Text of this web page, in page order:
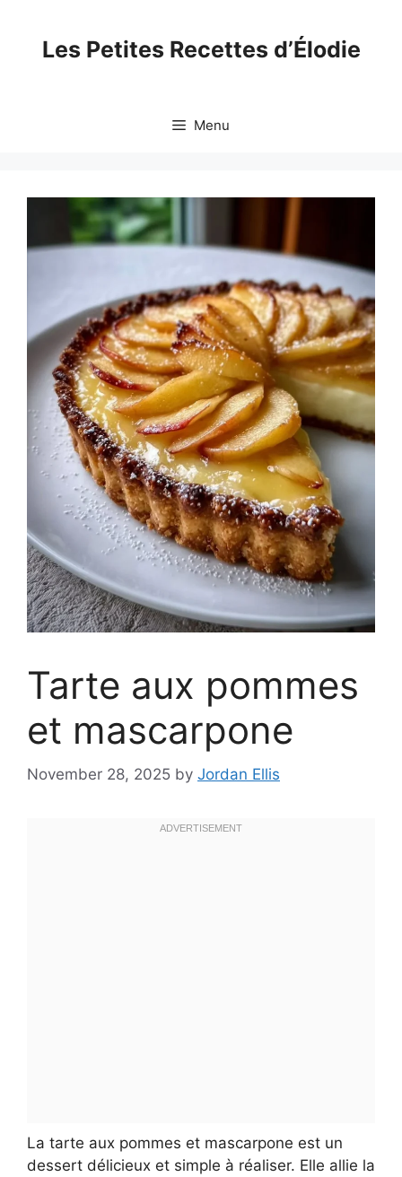
contentLes Petites Recettes d’Élodie
Menu
Tarte aux pommes
et mascarpone
November 28, 2025 by Jordan Ellis
La tarte aux pommes et mascarpone est un
dessert délicieux et simple à réaliser. Elle allie la